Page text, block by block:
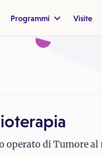
Programmi Visite
operato diTumoreal